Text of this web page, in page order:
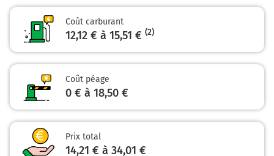
SAINT-EXUPÉRY
A432
E70
CLERMONT-FD
VILLEFRANCHE s/ S.
Continuer et rejoindre A432. Continuer sur 22
kilomètres
Coût carburant
12,12 € à 15,51 € (2)
Coût péage
0 € à 18,50 €
Prix total
14,21 € à 34,01 €